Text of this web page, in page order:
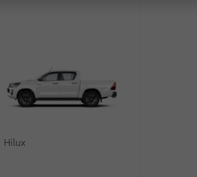
Hilux
ваш идеальный
марки и уже готовы к покупке
сейчас, не дожидаясь полного